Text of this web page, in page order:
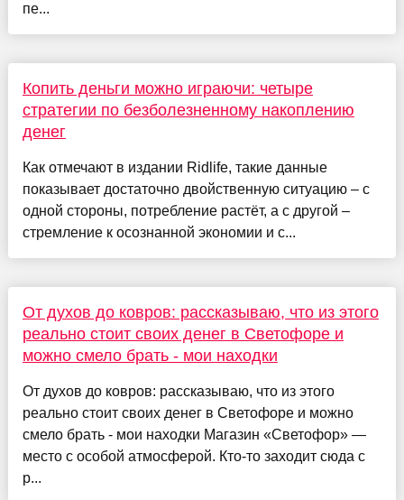
пе...
Копить деньги можно играючи: четыре
стратегии по безболезненному накоплению
денег
Как отмечают в издании Ridlife, такие данные
показывает достаточно двойственную ситуацию – с
одной стороны, потребление растёт, а с другой –
стремление к осознанной экономии и с...
От духов до ковров: рассказываю, что из этого
реально стоит своих денег в Светофоре и
можно смело брать - мои находки
От духов до ковров: рассказываю, что из этого
реально стоит своих денег в Светофоре и можно
смело брать - мои находки Магазин «Светофор» —
место с особой атмосферой. Кто-то заходит сюда с
р...